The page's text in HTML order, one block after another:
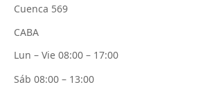
Cuenca 569
CABA
Lun – Vie 08:00 – 17:00
Sáb 08:00 – 13:00